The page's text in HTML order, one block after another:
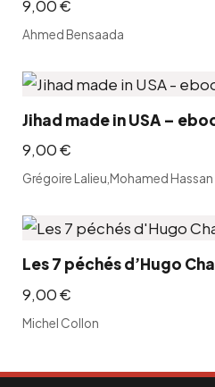
.
9,00€
Ahmed Bensaada
Jihad made in USA –
9,00€
Grégoire Lalieu Mohamed Hassan
Les 7 péchés d’Hugo
9,00€
Michel Collon